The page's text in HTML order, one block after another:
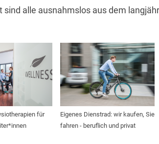
sind alle ausnahmslos aus dem
für
Eigenes Dienstrad: wir kaufen, Sie
fahren - beruflich und privat